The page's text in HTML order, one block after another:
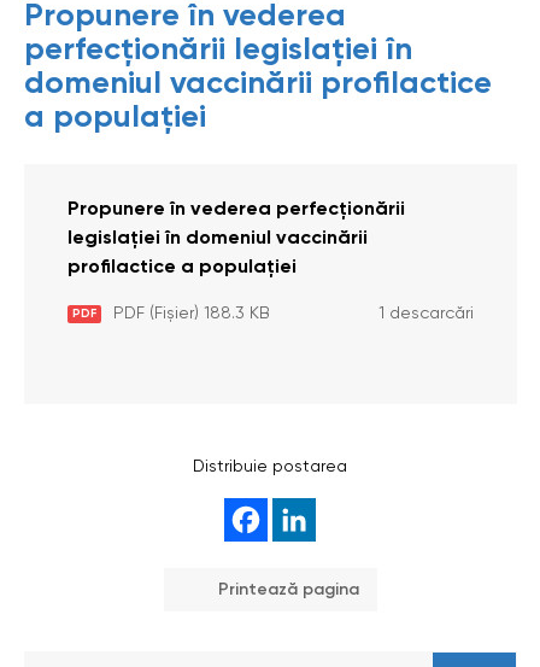
Propunere în vederea
perfecționării legislației în
domeniul vaccinării profilactice
a populaţiei
Propunere în vederea perfecționării
legislației în domeniul vaccinării
profilactice a populaţiei
PDF PDF (Fișier) 188.3 KB 1 descarcări
Distribuie postarea
Printează pagina